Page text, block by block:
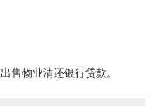
售物业清还银行贷款。